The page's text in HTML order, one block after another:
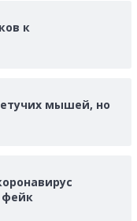
к
мышей, но
фейк